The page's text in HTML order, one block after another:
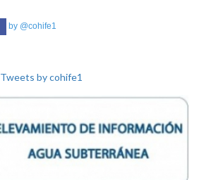
by @cohife1
Tweets by cohife1